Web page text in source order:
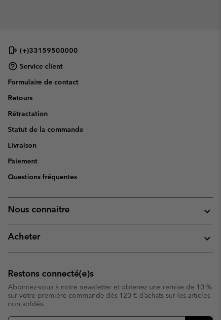
(+)33159500000
Service client
Formulaire de contact
Retours
Rétractation
Statut de la commande
Livraison
Paiement
Questions fréquentes
Nous connaitre
Acheter
Restons connecté(e)s
Abonnez-vous à notre newsletter et obtenez une remise de 10 %
sur votre première commande dès 120 € d’achats sur les articles
non soldés.